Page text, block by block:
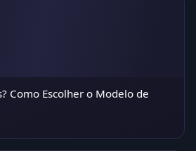
Como Escolher o Modelo de